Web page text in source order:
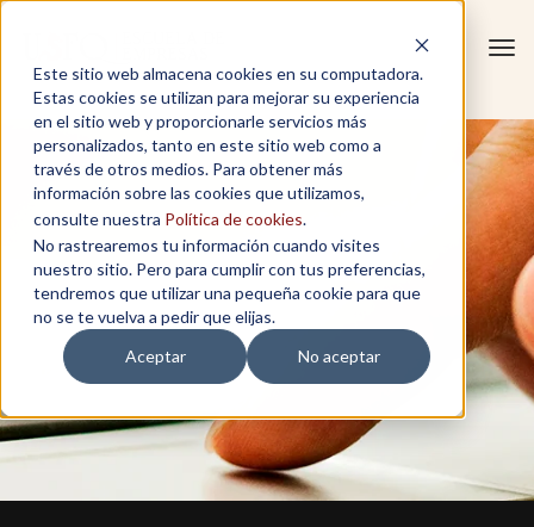
Este sitio web almacena cookies en su computadora.
Estas cookies se utilizan para mejorar su experiencia
en el sitio web y proporcionarle servicios más
personalizados, tanto en este sitio web como a
través de otros medios. Para obtener más
información sobre las cookies que utilizamos,
consulte nuestra Política de cookies.
No rastrearemos tu información cuando visites
nuestro sitio. Pero para cumplir con tus preferencias,
tendremos que utilizar una pequeña cookie para que
no se te vuelva a pedir que elijas.
Aceptar
No aceptar
PROFESORES